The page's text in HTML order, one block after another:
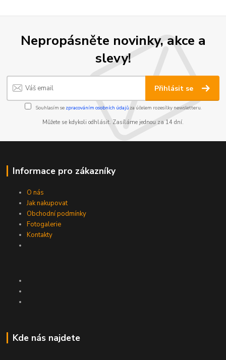
Nepropásněte novinky, akce a
slevy!
Přihlásit se
Souhlasím se zpracováním osobních údajůza účelem rozesílky newsletteru.
Můžete se kdykoli odhlásit. Zasíláme jednou za 14 dní.
Informace pro zákazníky
O nás
Jak nakupovat
Obchodní podmínky
Fotogalerie
Kontakty
Kde nás najdete